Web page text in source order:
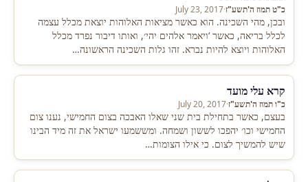
כ"ט תמוז ה'תשע"ז·
July 23, 2017
ובכן, מהי השכינה. הוא כאשר מציאות האלוהות יוצאת מכלל עצמה
לכלל בריאה, כאשר ‘ויאמר אלהים יהי׳, ואותו דיבור נפרד מכלל
האלוהות ויוצא להיות נברא. זהו גלות השכינה הראשונה…
קרא עלי מועד
כ"ו תמוז ה'תשע"ז·
July 20, 2017
בעצם, כאשר בתחילת בית שני שאלו האבכה בצום החמישי, נענו צום
החמישי וכו׳ יהפכו לששון ושמחה. ומששמעו ישראל את זה מיד הבינו
שיש להמשיך לצום. כי אילו הצומות…